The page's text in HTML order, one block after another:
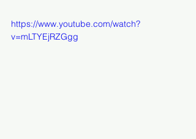
https://www.youtube.com/watch?
v=mLTYEjRZGgg